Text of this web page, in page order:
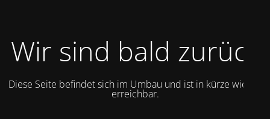
Wir sind bald zurück
Diese Seite befindet sich im Umbau und ist in kürze wieder
erreichbar.